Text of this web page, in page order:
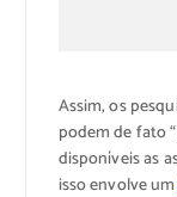
Assim, os
podem de fato
disponíveis as
isso envolve